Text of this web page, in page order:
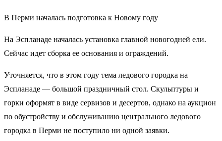
В Перми началась подготовка к Новому году
На Эспланаде началась установка главной новогодней ели.
Сейчас идет сборка ее основания и ограждений.
Уточняется, что в этом году тема ледового городка на
Эспланаде — большой праздничный стол. Скульптуры и
горки оформят в виде сервизов и десертов, однако на аукцион
по обустройству и обслуживанию центрального ледового
городка в Перми не поступило ни одной заявки.